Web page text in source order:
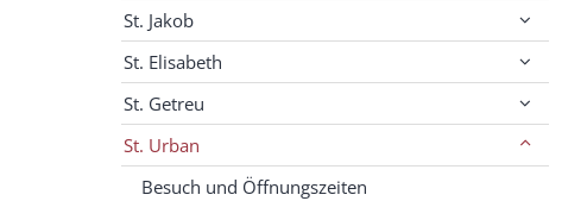
St. Jakob
St. Elisabeth
St. Getreu
St. Urban
Besuch und Öffnungszeiten